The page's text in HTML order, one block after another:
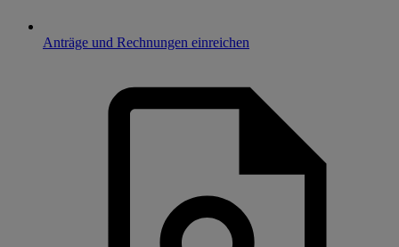
Anträge und Rechnungen einreichen